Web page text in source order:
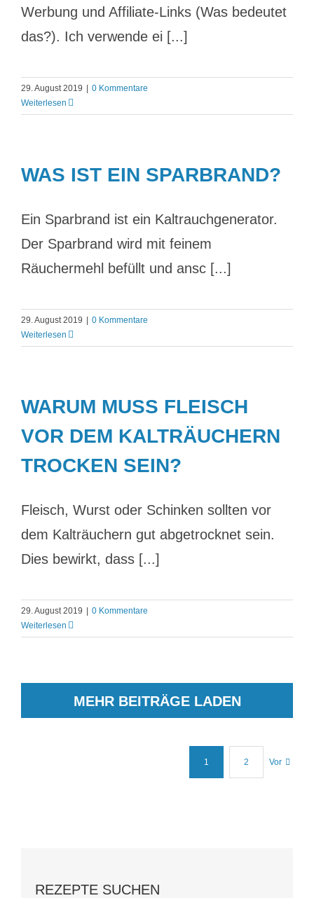
Werbung und Affiliate-Links (Was bedeutet
das?). Ich verwende ei [...]
29. August 2019
0 Kommentare
Weiterlesen
WAS IST EIN SPARBRAND?
Ein Sparbrand ist ein Kaltrauchgenerator.
Der Sparbrand wird mit feinem
Räuchermehl befüllt und ansc [...]
29. August 2019
0 Kommentare
Weiterlesen
WARUM MUSS FLEISCH
VOR DEM KALTRÄUCHERN
TROCKEN SEIN?
Fleisch, Wurst oder Schinken sollten vor
dem Kalträuchern gut abgetrocknet sein.
Dies bewirkt, dass [...]
29. August 2019
0 Kommentare
Weiterlesen
MEHR BEITRÄGE LADEN
1 2 Vor
REZEPTE SUCHEN